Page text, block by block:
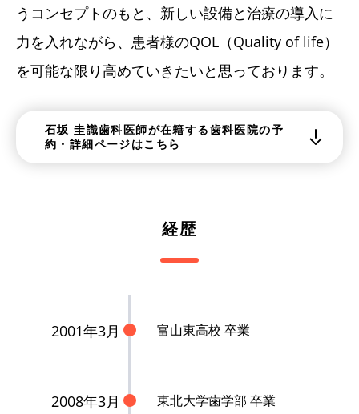
うコンセプトのもと、新しい設備と治療の導入に
力を入れながら、患者様のQOL（Quality of life）
を可能な限り高めていきたいと思っております。
石坂 圭識歯科医師が在籍する歯科医院の予
約・詳細ページはこちら
経歴
2001年3月 富山東高校 卒業
2008年3月 東北大学歯学部 卒業